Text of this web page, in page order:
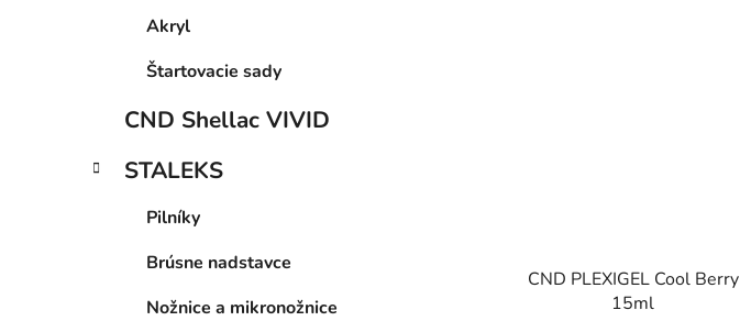
Akryl
Štartovacie sady
CND Shellac VIVID
STALEKS
Pilníky
Brúsne nadstavce
Nožnice a mikronožnice
CND PLEXIGEL Cool Berry
15ml